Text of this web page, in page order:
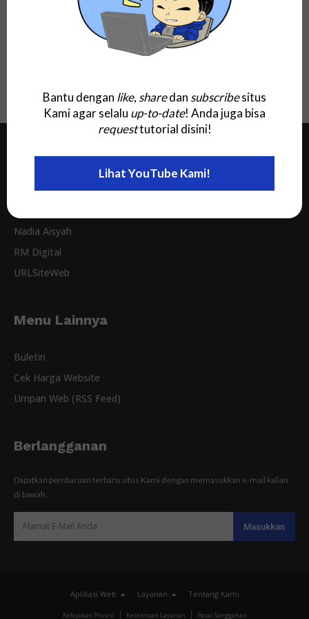
(2025) Offline Installer, Full Gratis
untuk Windows, Linux, MacOS, dan Android
Jaringan Kami
Nadia Aisyah
RM Digital
URLSiteWeb
Menu Lainnya
Buletin
Cek Harga Website
Umpan Web (RSS Feed)
Berlangganan
Dapatkan pembaruan terbaru situs Kami dengan memasukkan e-mail kalian
di bawah.
Aplikasi Web Layanan Tentang Kami
Kebijakan Privasi Ketentuan Layanan Pasal Sanggahan
Bantu dengan like, sharedan subscribesitus
Kami agar selalu up-to-date! Anda juga bisa
requesttutorial disini!
Lihat YouTube Kami!